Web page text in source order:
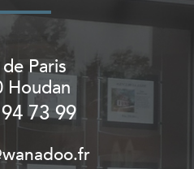
Paris
Houdan
73 99